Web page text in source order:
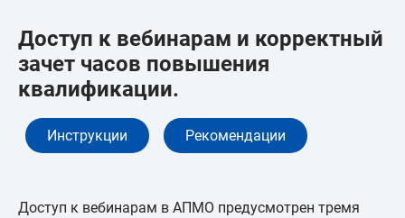
Доступ к вебинарам и корректный
зачет часов повышения
квалификации.
Инструкции Рекомендации
Доступ к вебинарам в АПМО предусмотрен тремя